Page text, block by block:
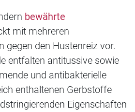
bewährte
mit mehreren
gegen den Hustenreiz vor.
entfalten antitussive sowie
und antibakterielle
enthaltenen Gerbstoffe
Eigenschaften